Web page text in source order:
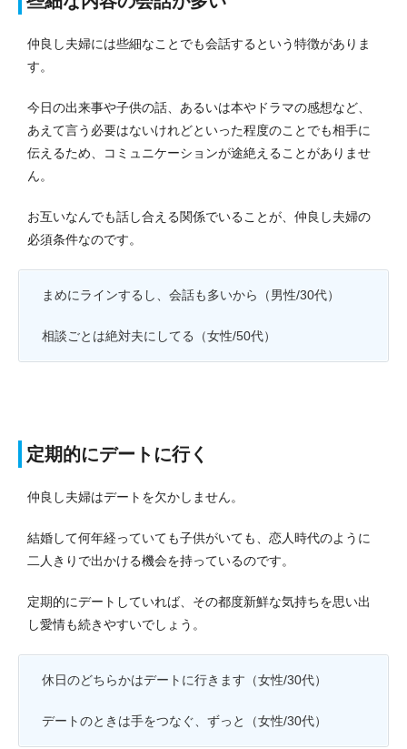
仲良し夫婦には些細なことでも会話するという特徴がありま
す。
今日の出来事や子供の話、あるいは本やドラマの感想など、
あえて言う必要はないけれどといった程度のことでも相手に
伝えるため、コミュニケーションが途絶えることがありませ
ん。
お互いなんでも話し合える関係でいることが、仲良し夫婦の
必須条件なのです。
まめにラインするし、会話も多いから（男性/30代）
相談ごとは絶対夫にしてる（女性/50代）
定期的にデートに行く
仲良し夫婦はデートを欠かしません。
結婚して何年経っていても子供がいても、恋人時代のように
二人きりで出かける機会を持っているのです。
定期的にデートしていれば、その都度新鮮な気持ちを思い出
し愛情も続きやすいでしょう。
休日のどちらかはデートに行きます（女性/30代）
デートのときは手をつなぐ、ずっと（女性/30代）